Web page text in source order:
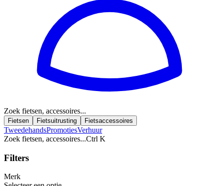
Zoek fietsen, accessoires...
Fietsen Fietsuitrusting Fietsaccessoires
TweedehandsPromotiesVerhuur
Zoek fietsen, accessoires...Ctrl K
Filters
Merk